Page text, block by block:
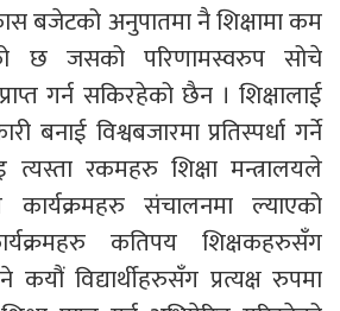
बजेटको अनुपातमा नै शिक्षामा कम
छ जसको परिणामस्वरुप सोचे
गर्न सकिरहेको छैन । शिक्षालाई
बनाई विश्वबजारमा प्रतिस्पर्धा गर्ने
त्यस्ता रकमहरु शिक्षा मन्त्रालयले
कार्यक्रमहरु संचालनमा ल्याएको
कतिपय शिक्षकहरुसँग
विद्यार्थीहरुसँग प्रत्यक्ष रुपमा